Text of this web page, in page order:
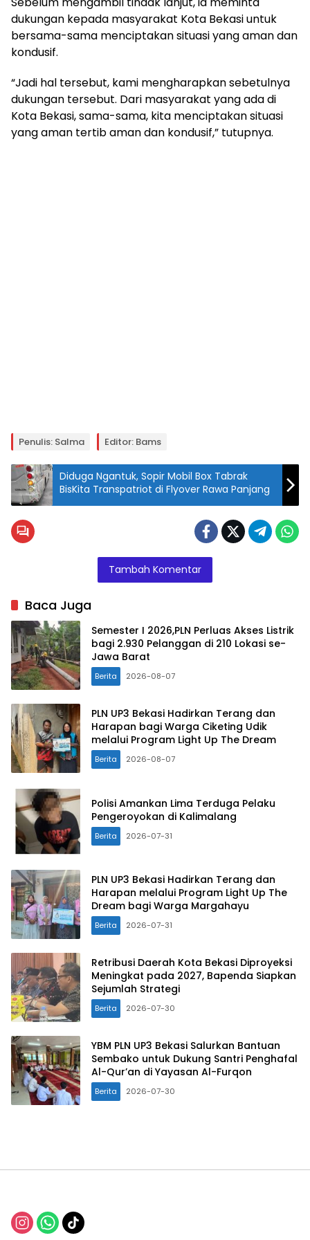
dukungan kepada masyarakat Kota Bekasi untuk
bersama-sama menciptakan situasi yang aman dan
kondusif.
“Jadi hal tersebut, kami mengharapkan sebetulnya
dukungan tersebut. Dari masyarakat yang ada di
Kota Bekasi, sama-sama, kita menciptakan situasi
yang aman tertib aman dan kondusif,” tutupnya.
Penulis: Salma Editor: Bams
Diduga Ngantuk, Sopir Mobil Box Tabrak
BisKita Transpatriot di Flyover Rawa Panjang
Tambah Komentar
Baca Juga
Semester I 2026,PLN Perluas Akses Listrik
bagi 2.930 Pelanggan di 210 Lokasi se-
Jawa Barat
Berita 2026-08-07
PLN UP3 Bekasi Hadirkan Terang dan
Harapan bagi Warga Ciketing Udik
melalui Program Light Up The Dream
Berita 2026-08-07
Polisi Amankan Lima Terduga Pelaku
Pengeroyokan di Kalimalang
Berita 2026-07-31
PLN UP3 Bekasi Hadirkan Terang dan
Harapan melalui Program Light Up The
Dream bagi Warga Margahayu
Berita 2026-07-31
Retribusi Daerah Kota Bekasi Diproyeksi
Meningkat pada 2027, Bapenda Siapkan
Sejumlah Strategi
Berita 2026-07-30
YBM PLN UP3 Bekasi Salurkan Bantuan
Sembako untuk Dukung Santri Penghafal
Al-Qur’an di Yayasan Al-Furqon
Berita 2026-07-30